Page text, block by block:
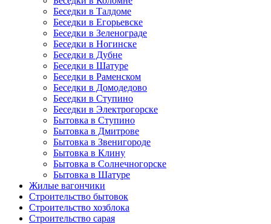
Беседки в Талдоме
Беседки в Егорьевске
Беседки в Зеленограде
Беседки в Ногинске
Беседки в Дубне
Беседки в Шатуре
Беседки в Раменском
Беседки в Домодедово
Беседки в Ступино
Беседки в Электрогорске
Бытовка в Ступино
Бытовка в Дмитрове
Бытовка в Звенигороде
Бытовка в Клину
Бытовка в Солнечногорске
Бытовка в Шатуре
Жилые вагончики
Строительство бытовок
Строительство хозблока
Строительство сарая